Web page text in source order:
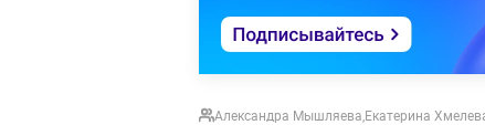
Александра Мышляева Екатерина